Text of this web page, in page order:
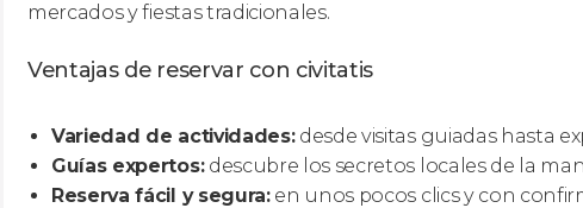
mercados y fiestas tradicionales.
Ventajas de reservar con civitatis
Variedad de actividades:desde visitas guiadas hasta
Guías expertos:descubre los secretos locales de la
Reserva fácil y segura:en unos pocos clics y con